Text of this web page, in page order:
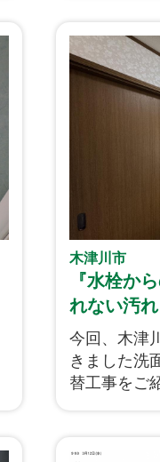
たに設け広
ォームいた
木津川市
『水栓か
れない汚
解決です
水栓取替
今回、木津
きました洗
替工事をご
る方も少な